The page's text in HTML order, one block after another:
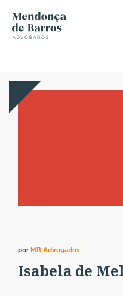
porMB Advogados
Isabela de